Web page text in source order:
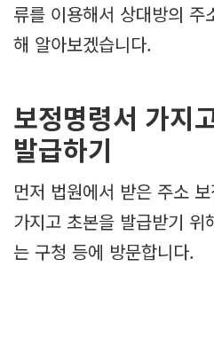
류를 이용해서 상대방의 주
해 알아보겠습니다.
보정명령서 가지
발급하기
먼저 법원에서 받은 주소
가지고 초본을 발급받기 위
는 구청 등에 방문합니다.